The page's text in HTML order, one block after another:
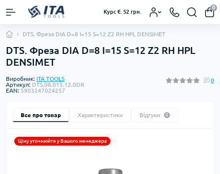
Курс €: 52 грн.
0
DTS. Фреза DIA D=8 I=15 S=12 Z2 RH HPL DENSIMET
DTS. Фреза DIA D=8 I=15 S=12 Z2 RH HPL
DENSIMET
Виробник: ITA TOOLS
Артикул: DTS.08.015.12.0DR
EAN: 5903247024257
0
Все про товар Характеристики Відгуки 0
Ціну уточнюйте у Вашого менеджера